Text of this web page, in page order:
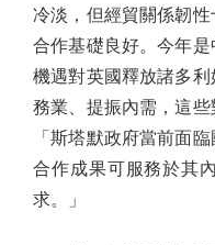
冷淡，但經貿關係韌
合作基礎良好。今年
機遇對英國釋放諸多
務業、提振內需，這些
「斯塔默政府當前面
合作成果可服務於其
求。」